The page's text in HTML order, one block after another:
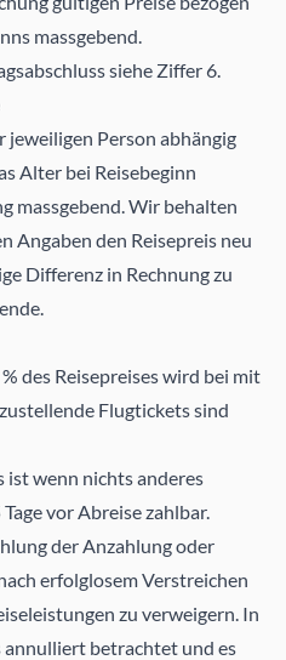
massgebend.
siehe Ziffer 6.
jeweiligen Person abhängig
Alter bei Reisebeginn
massgebend. Wir behalten
Angaben den Reisepreis neu
Differenz in Rechnung zu
des Reisepreises wird bei mit
Flugtickets sind
ist wenn nichts anderes
vor Abreise zahlbar.
der Anzahlung oder
erfolglosem Verstreichen
zu verweigern. In
annulliert betrachtet und es